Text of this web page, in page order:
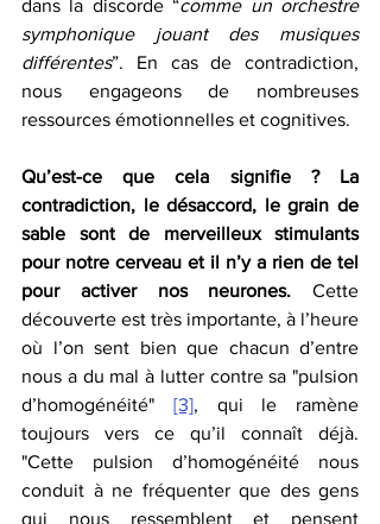
dans la discorde “comme un orchestre
symphonique jouant des musiques
différentes”. En cas de contradiction,
nous engageons de nombreuses
ressources émotionnelles et cognitives.
Qu’est-ce que cela signifie ? La
contradiction, le désaccord, le grain de
sable sont de merveilleux stimulants
pour notre cerveau et il n’y a rien de tel
pour activer nos neurones. Cette
découverte est très importante, à l’heure
où l’on sent bien que chacun d’entre
nous a du mal à lutter contre sa "pulsion
d’homogénéité" [3], qui le ramène
toujours vers ce qu’il connaît déjà.
"Cette pulsion d’homogénéité nous
conduit à ne fréquenter que des gens
qui nous ressemblent et pensent